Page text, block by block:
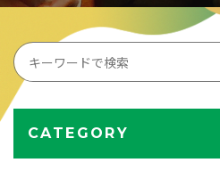
CATEGORY